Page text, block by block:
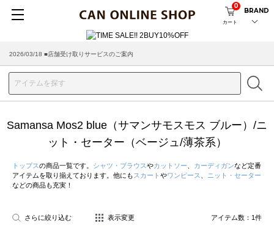
カート
0
BRAND
2026/03/18 ■店舗受け取りサービスのご案内
Samansa Mos2 blue（サマンサモスモス ブルー）/ニ
ット・セーター（ベージュ/薄茶系）
トップスの商品一覧です。 シャツ・ブラウスやカットソー カーディガンなど定番
アイテムを取り揃えております。他にも スカート やワンピース
ニット・セーター
などの商品も充実！
さらに絞り込む 表示変更 アイテム数： 1件